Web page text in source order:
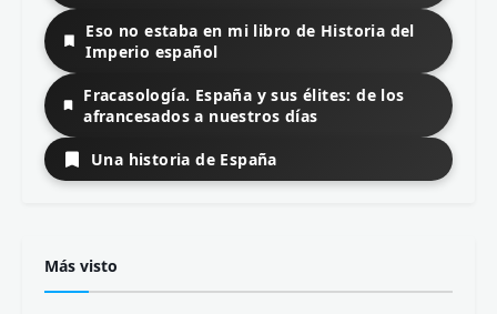
Eso no estaba en mi libro de Historia del
Imperio español
Fracasología. España y sus élites: de los
afrancesados a nuestros días
Una historia de España
Más visto